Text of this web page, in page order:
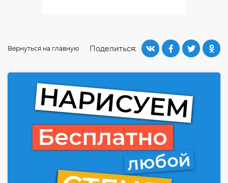
Поделиться:
Вернуться на главную